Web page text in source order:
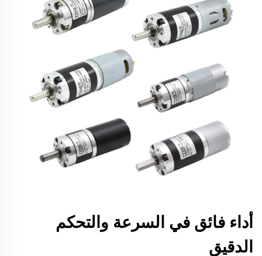
أداء فائق في السرعة والتحكم
الدقيق